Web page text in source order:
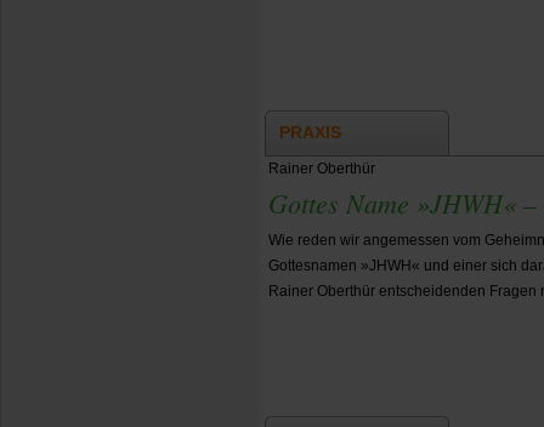
PRAXIS
Rainer Oberthür
Gottes Name »JHWH«
Wie reden wir angemessen vom
Gottesnamen »JHWH« und einer sich
Rainer Oberthür entscheidenden